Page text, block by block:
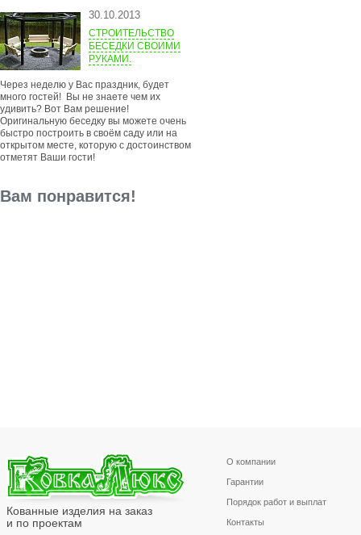
30.10.2013
СТРОИТЕЛЬСТВО
БЕСЕДКИ СВОИМИ
РУКАМИ.
Через неделю у Вас праздник, будет
много гостей! Вы не знаете чем их
удивить? Вот Вам решение!
Оригинальную беседку вы можете очень
быстро построить в своём саду или на
открытом месте, которую с достоинством
отметят Ваши гости!
Вам понравится!
Кованные изделия на заказ
и по проектам
О компании
Гарантии
Порядок работ и выплат
Контакты